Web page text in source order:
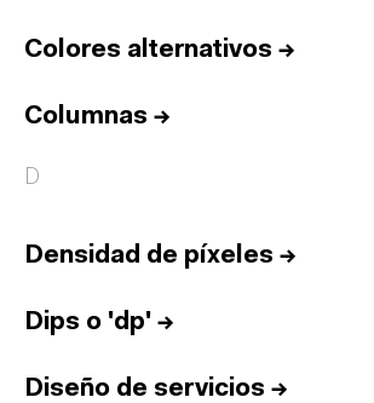
Colores alternativos →
Columnas →
D
Densidad de píxeles →
Dips o 'dp' →
Diseño de servicios →